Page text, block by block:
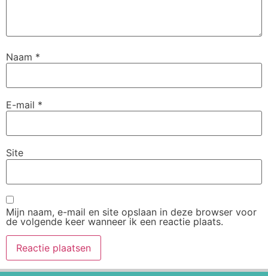
Naam *
E-mail *
Site
Mijn naam, e-mail en site opslaan in deze browser voor
de volgende keer wanneer ik een reactie plaats.